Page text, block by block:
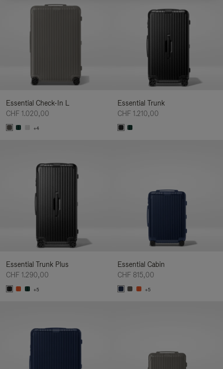
Essential Check-In L
CHF 1.020,00
+4
Essential Trunk
CHF 1.210,00
Essential Trunk Plus
CHF 1.290,00
+5
Essential Cabin
CHF 815,00
+5